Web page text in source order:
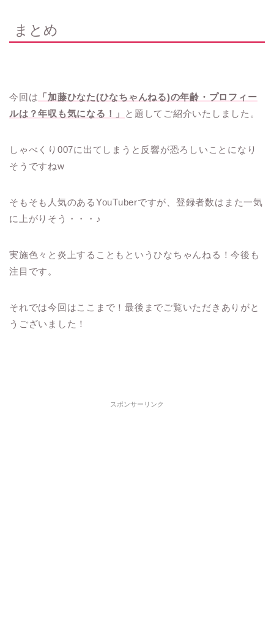
まとめ
今回は 「加藤ひなた(ひなちゃんねる)の年齢・プロフィー
ルは？年収も気になる！」
と題してご紹介いたしました。
しゃべくり007に出てしまうと反響が恐ろしいことになり
そうですねw
そもそも人気のあるYouTuberですが、登録者数はまた一気
に上がりそう・・・♪
実施色々と炎上することもというひなちゃんねる！今後も
注目です。
それでは今回はここまで！最後までご覧いただきありがと
うございました！
スポンサーリンク